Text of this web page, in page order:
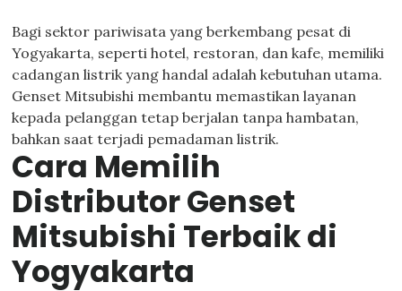
Bagi sektor pariwisata yang berkembang pesat di
Yogyakarta, seperti hotel, restoran, dan kafe, memiliki
cadangan listrik yang handal adalah kebutuhan utama.
Genset Mitsubishi membantu memastikan layanan
kepada pelanggan tetap berjalan tanpa hambatan,
bahkan saat terjadi pemadaman listrik.
Cara Memilih
Distributor Genset
Mitsubishi Terbaik di
Yogyakarta